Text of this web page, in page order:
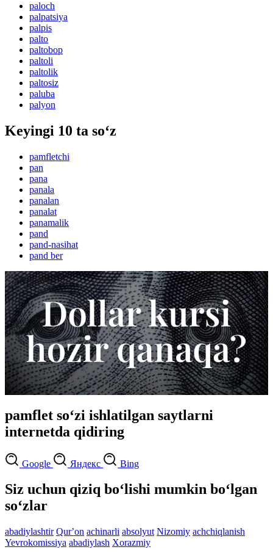
paloch
palpatsiya
palpis
palto
paltobop
paltoli
paltolik
paltosiz
paluba
palyon
Keyingi 10 ta so‘z
pamfletchi
pan
pana
panala
panalan
panalat
panamalik
pand
pand-nasihat
pand ber
pamflet so‘zi ishlatilgan saytlarni
internetda qidiring
Google Яндекс Bing
Siz uchun qiziq bo‘lishi mumkin bo‘lgan
so‘zlar
abadiylashtir Qurʼon achinarli absolyut Nizomiy achchiqlanish
Yevrokomissiya abadiylash Xorazmiy